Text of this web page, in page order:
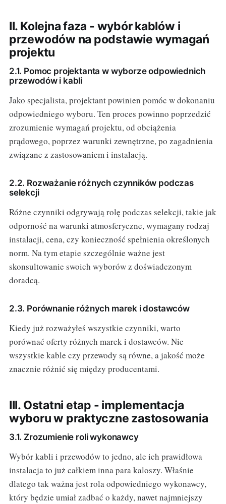
II. Kolejna faza - wybór kablów i
przewodów na podstawie wymagań
projektu
2.1. Pomoc projektanta w wyborze odpowiednich
przewodów i kabli
Jako specjalista, projektant powinien pomóc w dokonaniu
odpowiedniego wyboru. Ten proces powinno poprzedzić
zrozumienie wymagań projektu, od obciążenia
prądowego, poprzez warunki zewnętrzne, po zagadnienia
związane z zastosowaniem i instalacją.
2.2. Rozważanie różnych czynników podczas
selekcji
Różne czynniki odgrywają rolę podczas selekcji, takie jak
odporność na warunki atmosferyczne, wymagany rodzaj
instalacji, cena, czy konieczność spełnienia określonych
norm. Na tym etapie szczególnie ważne jest
skonsultowanie swoich wyborów z doświadczonym
doradcą.
2.3. Porównanie różnych marek i dostawców
Kiedy już rozważyłeś wszystkie czynniki, warto
porównać oferty różnych marek i dostawców. Nie
wszystkie kable czy przewody są równe, a jakość może
znacznie różnić się między producentami.
III. Ostatni etap - implementacja
wyboru w praktyczne zastosowania
3.1. Zrozumienie roli wykonawcy
Wybór kabli i przewodów to jedno, ale ich prawidłowa
instalacja to już całkiem inna para kaloszy. Właśnie
dlatego tak ważna jest rola odpowiedniego wykonawcy,
który będzie umiał zadbać o każdy, nawet najmniejszy